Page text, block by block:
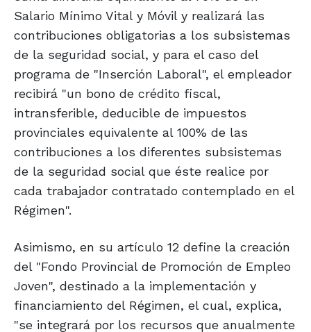
Salario Mínimo Vital y Móvil y realizará las
contribuciones obligatorias a los subsistemas
de la seguridad social, y para el caso del
programa de "Inserción Laboral", el empleador
recibirá "un bono de crédito fiscal,
intransferible, deducible de impuestos
provinciales equivalente al 100% de las
contribuciones a los diferentes subsistemas
de la seguridad social que éste realice por
cada trabajador contratado contemplado en el
Régimen".
Asimismo, en su artículo 12 define la creación
del "Fondo Provincial de Promoción de Empleo
Joven", destinado a la implementación y
financiamiento del Régimen, el cual, explica,
"se integrará por los recursos que anualmente